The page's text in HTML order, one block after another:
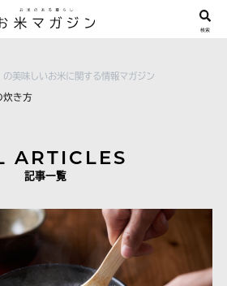
美味しいお米に関する情報マガジン
炊き方
ARTICLES
記事一覧